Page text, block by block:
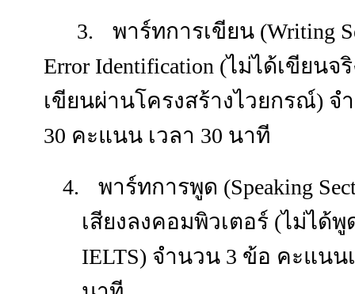
3. พาร์ทการเขียน (Writing
Error Identification (ไม่ได้เขียน
เขียนผ่านโครงสร้างไวยกรณ์) จ
30 คะแนน เวลา 30 นาที
4. พาร์ทการพูด (Speaking
เสียงลงคอมพิวเตอร์ (ไม่ได้
IELTS) จำนวน 3 ข้อ คะแนน